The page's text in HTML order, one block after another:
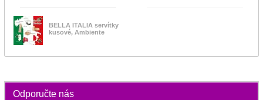
BELLA ITALIA servítky
kusové, Ambiente
Odporučte nás